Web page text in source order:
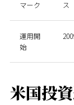
マーク
ス
運用開
始
米国投